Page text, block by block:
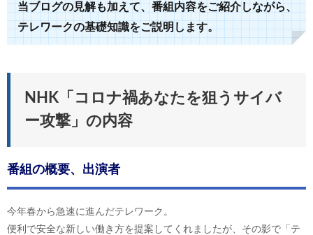
当ブログの見解も加えて、番組内容をご紹介しながら、
テレワークの基礎知識をご説明します。
NHK「コロナ禍あなたを狙うサイバ
ー攻撃」の内容
番組の概要、出演者
今年春から急速に進んだテレワーク。
便利で安全な新しい働き方を提案してくれましたが、その影で「テ